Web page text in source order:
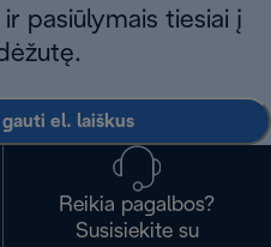
pasiūlymais tiesiai į
el. laiškus
Reikia pagalbos?
Susisiekite su